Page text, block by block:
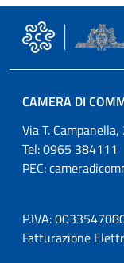
CAMERA DI
Via T.
Tel: 0965 384111
PEC:
P.IVA:
Fatturazione